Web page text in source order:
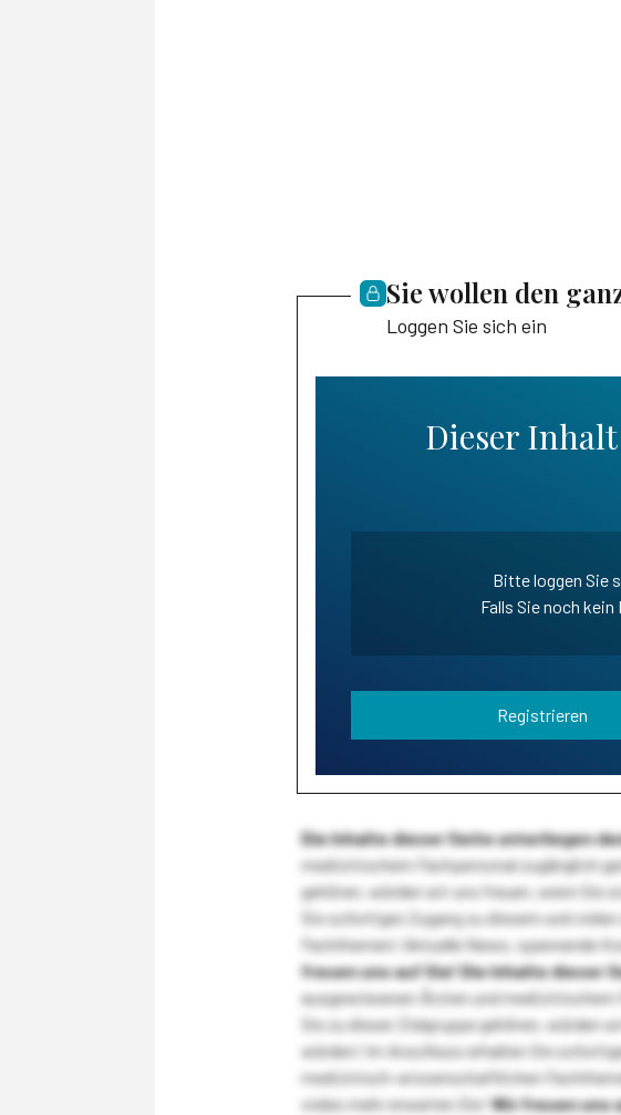
Sie wollen den
Loggen Sie sich ein
Dieser
Bitte loggen Sie
Falls Sie noch
Registrieren
Die Inhalte dieser Seite unterliegen
medizinischem Fachpersonal zugänglich
gehören, würden wir uns freuen, wenn Sie
Sie sofortigen Zugang zu diesem und
Fachthemen! Aktuelle News, spannende
freuen uns auf Sie!Die Inhalte dieser
ausgewiesenen Ärzten und
Sie zu dieser Zielgruppe gehören, würden
würden! Im Anschluss erhalten Sie
medizinisch-wissenschaftlichen
vieles mehr erwarten Sie!Wir freuen uns